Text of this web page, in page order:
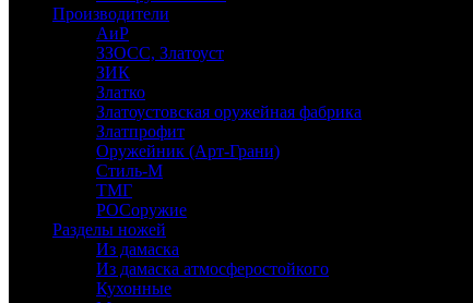
Производители
АиР
ЗЗОСС, Златоуст
ЗИК
Златко
Златоустовская оружейная фабрика
Златпрофит
Оружейник (Арт-Грани)
Стиль-М
ТМГ
РОСоружие
Разделы ножей
Из дамаска
Из дамаска атмосферостойкого
Кухонные